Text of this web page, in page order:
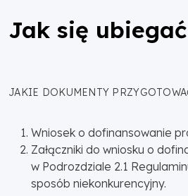
Jak się ubiegać
JAKIE DOKUMENTY
Wniosek o dofinansowanie
Załączniki do wniosku o
w Podrozdziale 2.1
sposób niekonkurencyjny.